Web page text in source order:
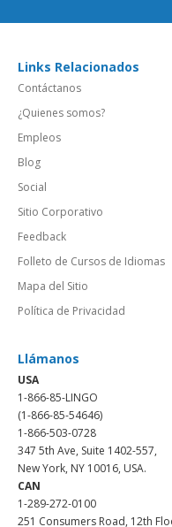
Links Relacionados
Contáctanos
¿Quienes somos?
Empleos
Blog
Social
Sitio Corporativo
Feedback
Folleto de Cursos de Idiomas
Mapa del Sitio
Política de Privacidad
Llámanos
USA
1-866-85-LINGO
(1-866-85-54646)
1-866-503-0728
347 5th Ave, Suite 1402-557,
New York, NY 10016, USA.
CAN
1-289-272-0100
251 Consumers Road, 12th